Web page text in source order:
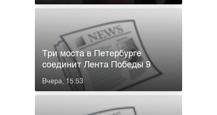
Вчера, 15:53
Три моста в Петербурге
соединит Лента Победы 9
августа